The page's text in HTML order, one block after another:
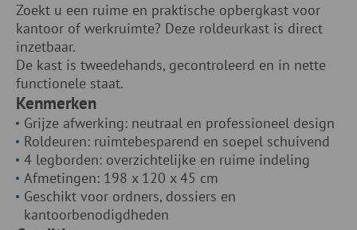
Zoekt u een ruime en praktische opbergkast voor
kantoor of werkruimte? Deze roldeurkast is direct
inzetbaar.
De kast is tweedehands, gecontroleerd en in nette
functionele staat.
Kenmerken
Grijze afwerking: neutraal en professioneel design
Roldeuren: ruimtebesparend en soepel schuivend
4 legborden: overzichtelijke en ruime indeling
Afmetingen: 198 x 120 x 45 cm
Geschikt voor ordners, dossiers en
kantoorbenodigdheden